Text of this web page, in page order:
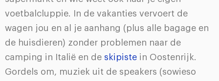
voetbalcluppie. In de vakanties vervoert de
wagen jou en al je aanhang (plus alle bagage en
de huisdieren) zonder problemen naar de
camping in Italië en de skipiste in Oostenrijk.
Gordels om, muziek uit de speakers (sowieso